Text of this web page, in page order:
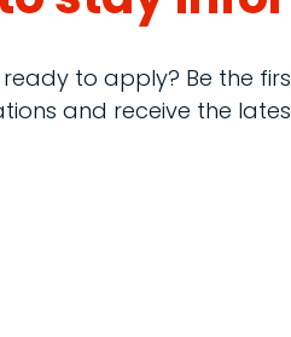
to apply? Be the
and receive the